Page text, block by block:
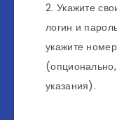
Укажите
логин и
укажите
указания).